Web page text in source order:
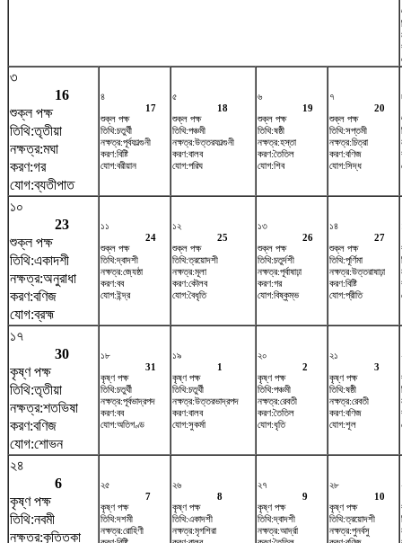
৩
16
শুক্ল পক্ষ
তিথি:তৃতীয়া
নক্ষত্র:মঘা
করণ:গর
যোগ:ব্যতীপাত
৪
17
শুক্ল পক্ষ
তিথি:চতুর্থী
নক্ষত্র:পূর্বফাল্গুনী
করণ:বিষ্টি
যোগ:বরীয়ান
৫
18
শুক্ল পক্ষ
তিথি:পঞ্চমী
নক্ষত্র:উত্তরফাল্গুনী
করণ:বালব
যোগ:পরিঘ
৬
19
শুক্ল পক্ষ
তিথি:ষষ্ঠী
নক্ষত্র:হস্তা
করণ:তৈতিল
যোগ:শিব
৭
20
শুক্ল পক্ষ
তিথি:সপ্তমী
নক্ষত্র:চিত্রা
করণ:বণিজ
যোগ:সিদ্ধ
১০
23
শুক্ল পক্ষ
তিথি:একাদশী
নক্ষত্র:অনুরাধা
করণ:বণিজ
যোগ:ব্রহ্ম
১১
24
শুক্ল পক্ষ
তিথি:দ্বাদশী
নক্ষত্র:জ্যেষ্ঠা
করণ:বব
যোগ:ইন্দ্র
১২
25
শুক্ল পক্ষ
তিথি:ত্রয়োদশী
নক্ষত্র:মূলা
করণ:কৌলব
যোগ:বৈধৃতি
১৩
26
শুক্ল পক্ষ
তিথি:চতুর্দশী
নক্ষত্র:পূর্বাষাঢ়া
করণ:গর
যোগ:বিষ্কুম্ভ
১৪
27
শুক্ল পক্ষ
তিথি:পূর্ণিমা
নক্ষত্র:উত্তরাষাঢ়া
করণ:বিষ্টি
যোগ:প্রীতি
১৭
30
কৃষ্ণ পক্ষ
তিথি:তৃতীয়া
নক্ষত্র:শতভিষ‌া
করণ:বণিজ
যোগ:শোভন
১৮
31
কৃষ্ণ পক্ষ
তিথি:চতুর্থী
নক্ষত্র:পূর্বভাদ্রপদ
করণ:বব
যোগ:অতিগণ্ড
১৯
1
কৃষ্ণ পক্ষ
তিথি:চতুর্থী
নক্ষত্র:উত্তরভাদ্রপদ
করণ:বালব
যোগ:সুকর্মা
২০
2
কৃষ্ণ পক্ষ
তিথি:পঞ্চমী
নক্ষত্র:রেবতী
করণ:তৈতিল
যোগ:ধৃতি
২১
3
কৃষ্ণ পক্ষ
তিথি:ষষ্ঠী
নক্ষত্র:রেবতী
করণ:বণিজ
যোগ:শূল
২৪
6
কৃষ্ণ পক্ষ
তিথি:নবমী
নক্ষত্র:কৃত্তিকা
২৫
7
কৃষ্ণ পক্ষ
তিথি:দশমী
নক্ষত্র:রোহিণী
২৬
8
কৃষ্ণ পক্ষ
তিথি:একাদশী
নক্ষত্র:মৃগশিরা
২৭
9
কৃষ্ণ পক্ষ
তিথি:দ্বাদশী
নক্ষত্র:আর্দ্রা
২৮
10
কৃষ্ণ পক্ষ
তিথি:ত্রয়োদশী
নক্ষত্র:পুনর্বসু